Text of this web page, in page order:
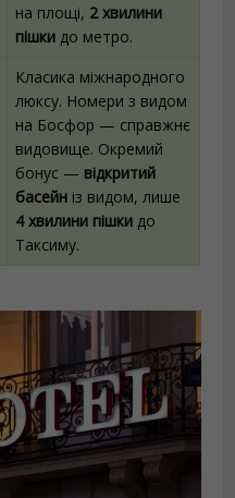
на площі, 2 хвилини
пішки до метро.
Класика міжнародного
люксу. Номери з видом
на Босфор — справжнє
видовище. Окремий
бонус — відкритий
басейн із видом, лише
4 хвилини пішки до
Таксиму.